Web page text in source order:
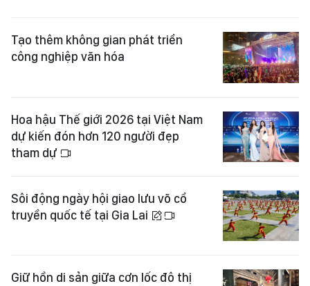
Tạo thêm không gian phát triển
công nghiệp văn hóa
Hoa hậu Thế giới 2026 tại Việt Nam
dự kiến đón hơn 120 người đẹp
tham dự
Sôi động ngày hội giao lưu võ cổ
truyền quốc tế tại Gia Lai
Giữ hồn di sản giữa cơn lốc đô thị